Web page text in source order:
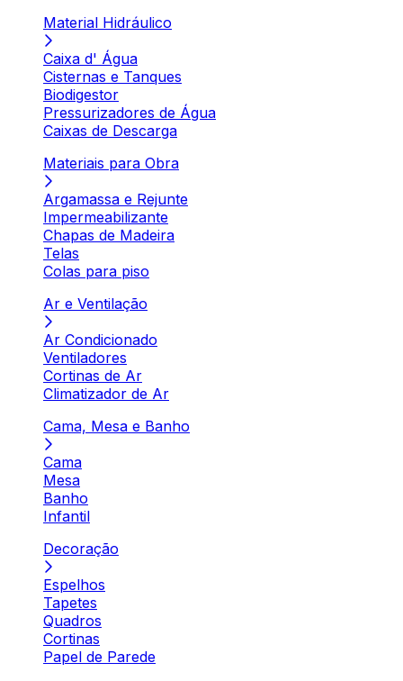
Material Hidráulico
Caixa d' Água
Cisternas e Tanques
Biodigestor
Pressurizadores de Água
Caixas de Descarga
Materiais para Obra
Argamassa e Rejunte
Impermeabilizante
Chapas de Madeira
Telas
Colas para piso
Ar e Ventilação
Ar Condicionado
Ventiladores
Cortinas de Ar
Climatizador de Ar
Cama, Mesa e Banho
Cama
Mesa
Banho
Infantil
Decoração
Espelhos
Tapetes
Quadros
Cortinas
Papel de Parede